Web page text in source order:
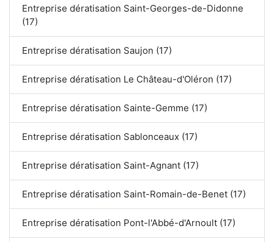
Entreprise dératisation Saint-Georges-de-Didonne
(17)
Entreprise dératisation Saujon (17)
Entreprise dératisation Le Château-d'Oléron (17)
Entreprise dératisation Sainte-Gemme (17)
Entreprise dératisation Sablonceaux (17)
Entreprise dératisation Saint-Agnant (17)
Entreprise dératisation Saint-Romain-de-Benet (17)
Entreprise dératisation Pont-l'Abbé-d'Arnoult (17)